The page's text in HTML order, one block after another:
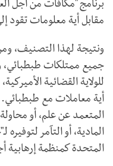
مقابل أية معلومات تقود
ونتيجة لهذا التصنيف،
جميع ممتلكات طبطبائي،
للولاية القضائية
أية معاملات مع
المتعمد عن علم، أو
المادية، أو التآمر
المتحدة كمنظمة إرهابية